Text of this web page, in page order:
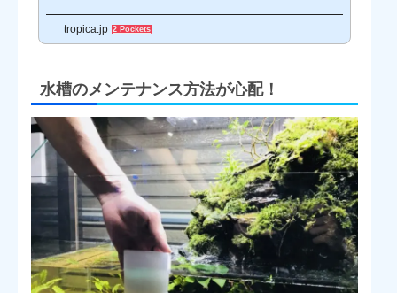
のです。しかも、重さの計算は単純なようでいて、それぞれの比重
なども計算式に入れないと正確な重量が出てきません。つまり、水
使い方は、上から数...
tropica.jp 2 Pockets
水槽のメンテナンス方法が心配！